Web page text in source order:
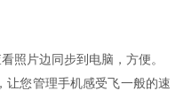
片边同步到电脑，方便。
您管理手机感受飞一般的速